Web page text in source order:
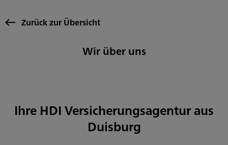
Zurück zur Übersicht
Wir über uns
Ihre HDI Versicherungsagentur aus
Duisburg